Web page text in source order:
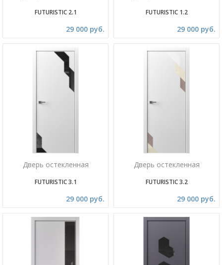
FUTURISTIC 2.1
29 000 руб.
FUTURISTIC 1.2
29 000 руб.
Дверь остекленная
FUTURISTIC 3.1
29 000 руб.
Дверь остекленная
FUTURISTIC 3.2
29 000 руб.